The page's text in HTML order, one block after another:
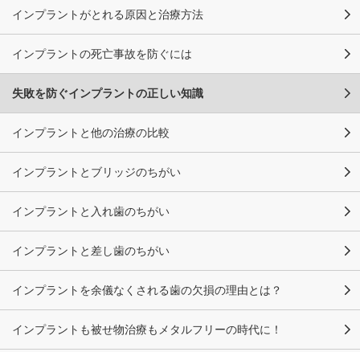
インプラントがとれる原因と治療方法
インプラントの死亡事故を防ぐには
失敗を防ぐインプラントの正しい知識
インプラントと他の治療の比較
インプラントとブリッジのちがい
インプラントと入れ歯のちがい
インプラントと差し歯のちがい
インプラントを余儀なくされる歯の欠損の理由とは？
インプラントも被せ物治療もメタルフリーの時代に！